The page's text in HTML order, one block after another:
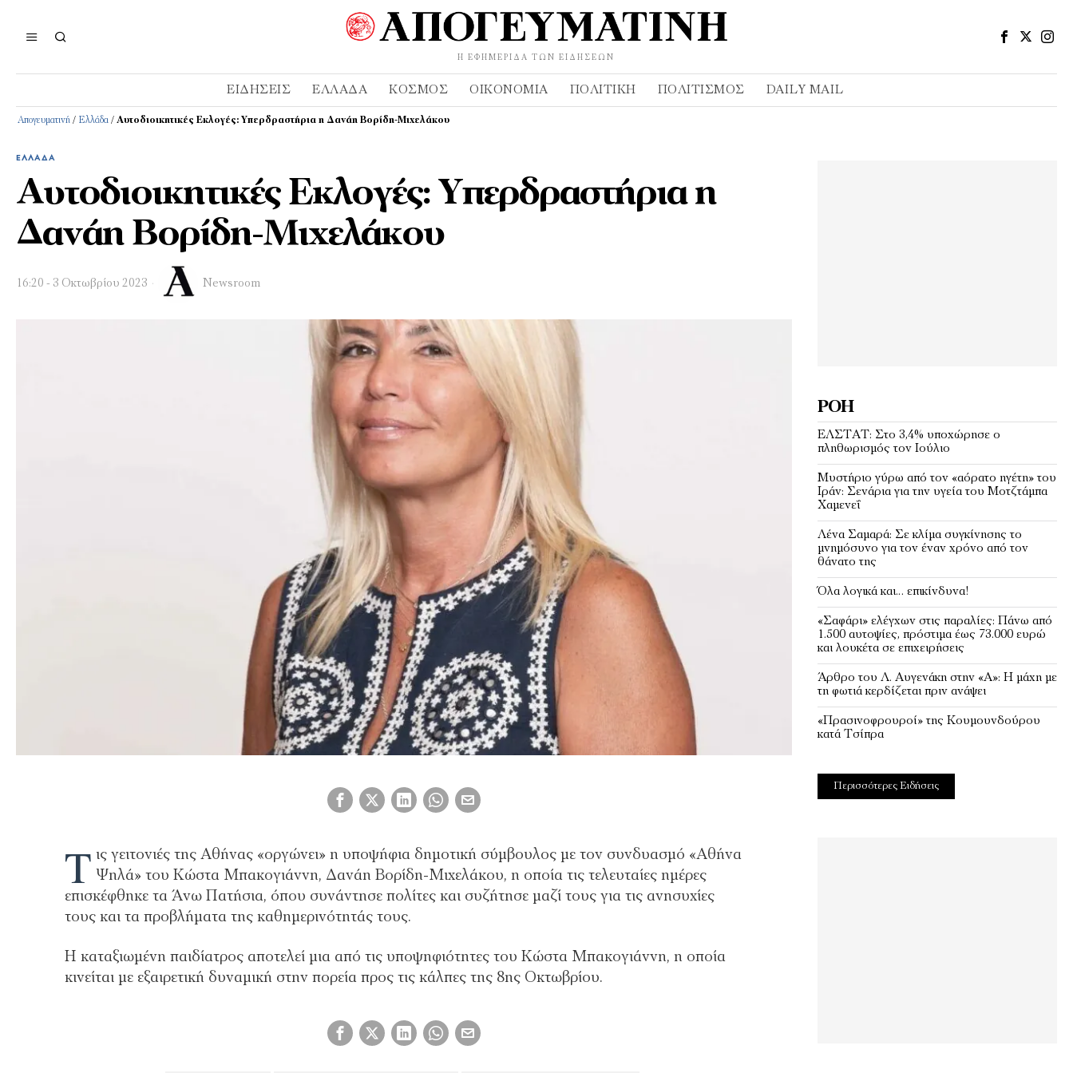
Η ΕΦΗΜΕΡΊΔΑ ΤΩΝ ΕΙΔΉΣΕΩΝ
ΕΙΔΉΣΕΙΣ ΕΛΛΆΔΑ ΚΌΣΜΟΣ ΟΙΚΟΝΟΜΊΑ ΠΟΛΙΤΙΚΉ ΠΟΛΙΤΙΣΜΌΣ DAILY MAIL
Απογευματινή / Ελλάδα / Αυτοδιοικητικές Εκλογές: Υπερδραστήρια η Δανάη Βορίδη-Μιχελάκου
ΕΛΛΆΔΑ
Αυτοδιοικητικές Εκλογές: Υπερδραστήρια η
Δανάη Βορίδη-Μιχελάκου
16:20 - 3 Οκτωβρίου 2023 Newsroom
Τ ις γειτονιές της Αθήνας «οργώνει» η υποψήφια δημοτική σύμβουλος με τον συνδυασμό «Αθήνα
Ψηλά» του Κώστα Μπακογιάννη, Δανάη Βορίδη-Μιχελάκου, η οποία τις τελευταίες ημέρες
επισκέφθηκε τα Άνω Πατήσια, όπου συνάντησε πολίτες και συζήτησε μαζί τους για τις ανησυχίες
τους και τα προβλήματα της καθημερινότητάς τους.
Η καταξιωμένη παιδίατρος αποτελεί μια από τις υποψηφιότητες του Κώστα Μπακογιάννη, η οποία
κινείται με εξαιρετική δυναμική στην πορεία προς τις κάλπες της 8ης Οκτωβρίου.
ΡΟΉ
EΛΣΤΑΤ: Στο 3,4% υποχώρησε ο
πληθωρισμός τον Ιούλιο
Μυστήριο γύρω από τον «αόρατο ηγέτη» του
Ιράν: Σενάρια για την υγεία του Μοτζτάμπα
Χαμενεΐ
Λένα Σαμαρά: Σε κλίμα συγκίνησης το
μνημόσυνο για τον έναν χρόνο από τον
θάνατο της
Όλα λογικά και… επικίνδυνα!
«Σαφάρι» ελέγχων στις παραλίες: Πάνω από
1.500 αυτοψίες, πρόστιμα έως 73.000 ευρώ
και λουκέτα σε επιχειρήσεις
Άρθρο του Λ. Αυγενάκη στην «Α»: Η μάχη με
τη φωτιά κερδίζεται πριν ανάψει
«Πρασινοφρουροί» της Κουμουνδούρου
κατά Τσίπρα
Περισσότερες Ειδήσεις